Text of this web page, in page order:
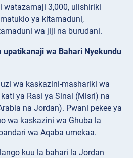
watazamaji 3,000, ulishiriki
ya kitamaduni,
wa jiji na burudani.
upatikanaji wa Bahari Nyekundu
wa kaskazini-mashariki wa
ya Rasi ya Sinai (Misri) na
na Jordan). Pwani pekee ya
wa kaskazini wa Ghuba la
wa Aqaba umekaa.
kuu la bahari la Jordan